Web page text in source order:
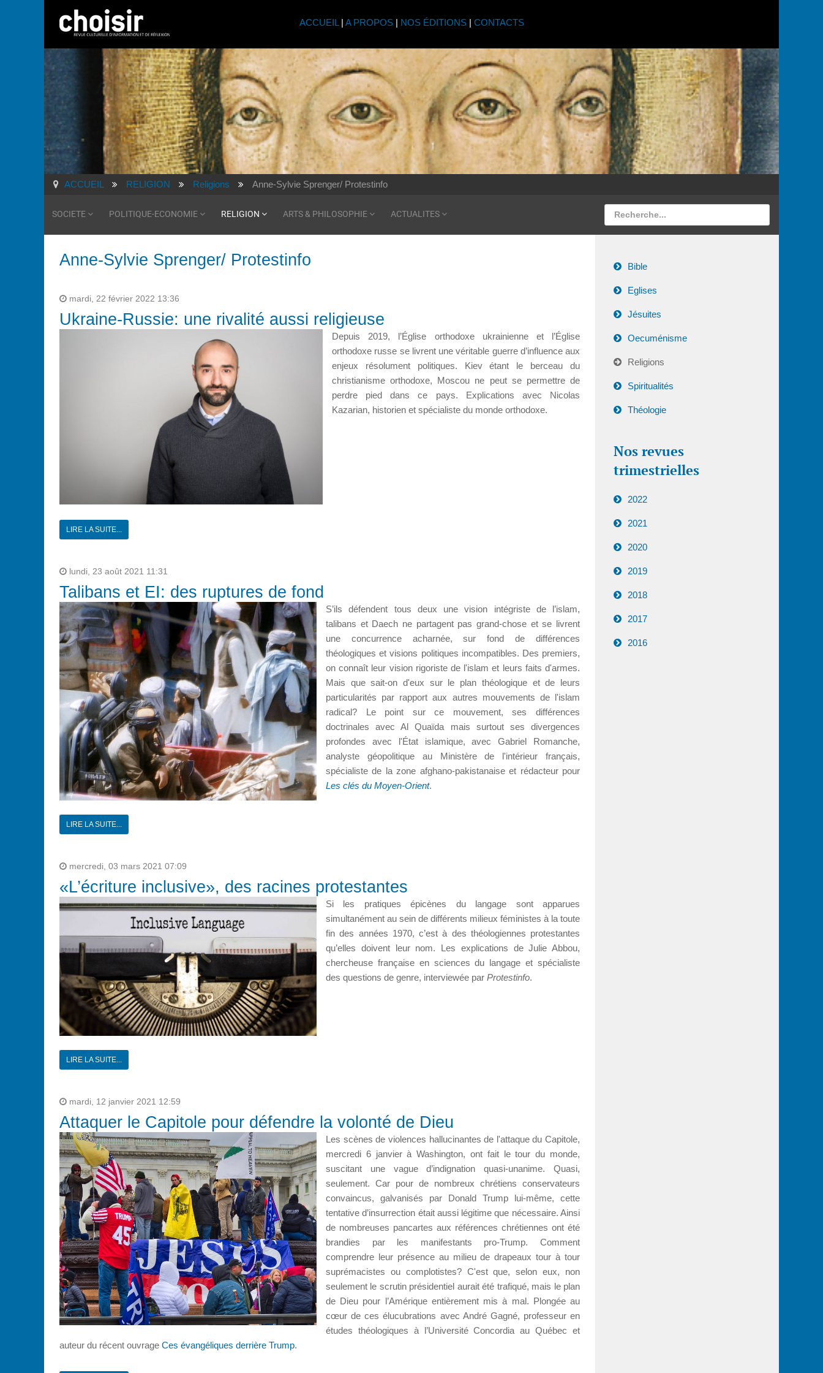
ACCUEIL | A PROPOS| NOS ÉDITIONS| CONTACTS
ACCUEIL RELIGION Religions Anne-Sylvie Sprenger/ Protestinfo
SOCIETE POLITIQUE-ECONOMIE RELIGION ARTS & PHILOSOPHIE ACTUALITES
Anne-Sylvie Sprenger/ Protestinfo
mardi, 22 février 2022 13:36
Ukraine-Russie: une rivalité aussi religieuse
Depuis 2019, l’Église orthodoxe ukrainienne et l’Église
orthodoxe russe se livrent une véritable guerre d’influence aux
enjeux résolument politiques. Kiev étant le berceau du
christianisme orthodoxe, Moscou ne peut se permettre de
perdre pied dans ce pays. Explications avec Nicolas
Kazarian, historien et spécialiste du monde orthodoxe.
LIRE LA SUITE...
lundi, 23 août 2021 11:31
Talibans et EI: des ruptures de fond
S’ils défendent tous deux une vision intégriste de l’islam,
talibans et Daech ne partagent pas grand-chose et se livrent
une concurrence acharnée, sur fond de différences
théologiques et visions politiques incompatibles. Des premiers,
on connaît leur vision rigoriste de l'islam et leurs faits d'armes.
Mais que sait-on d'eux sur le plan théologique et de leurs
particularités par rapport aux autres mouvements de l'islam
radical? Le point sur ce mouvement, ses différences
doctrinales avec Al Quaïda mais surtout ses divergences
profondes avec l'État islamique, avec Gabriel Romanche,
analyste géopolitique au Ministère de l'intérieur français,
spécialiste de la zone afghano-pakistanaise et rédacteur pour
Les clés du Moyen-Orient.
LIRE LA SUITE...
mercredi, 03 mars 2021 07:09
«L’écriture inclusive», des racines protestantes
Si les pratiques épicènes du langage sont apparues
simultanément au sein de différents milieux féministes à la toute
fin des années 1970, c’est à des théologiennes protestantes
qu’elles doivent leur nom. Les explications de Julie Abbou,
chercheuse française en sciences du langage et spécialiste
des questions de genre, interviewée par Protestinfo.
LIRE LA SUITE...
mardi, 12 janvier 2021 12:59
Attaquer le Capitole pour défendre la volonté de Dieu
Les scènes de violences hallucinantes de l'attaque du Capitole,
mercredi 6 janvier à Washington, ont fait le tour du monde,
suscitant une vague d’indignation quasi-unanime. Quasi,
seulement. Car pour de nombreux chrétiens conservateurs
convaincus, galvanisés par Donald Trump lui-même, cette
tentative d’insurrection était aussi légitime que nécessaire. Ainsi
de nombreuses pancartes aux références chrétiennes ont été
brandies par les manifestants pro-Trump. Comment
comprendre leur présence au milieu de drapeaux tour à tour
suprémacistes ou complotistes? C'est que, selon eux, non
seulement le scrutin présidentiel aurait été trafiqué, mais le plan
de Dieu pour l’Amérique entièrement mis à mal. Plongée au
cœur de ces élucubrations avec André Gagné, professeur en
études théologiques à l’Université Concordia au Québec et
auteur du récent ouvrage Ces évangéliques derrière Trump.
Bible
Eglises
Jésuites
Oecuménisme
Religions
Spiritualités
Théologie
Nos revues
trimestrielles
2022
2021
2020
2019
2018
2017
2016